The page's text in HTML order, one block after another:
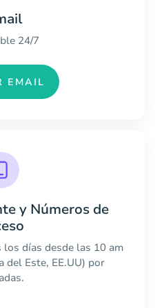
24/7
EMAIL
y Números de
días desde las 10 am
del Este, EE.UU) por